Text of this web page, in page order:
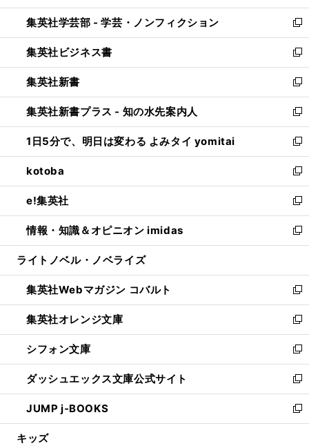
開
く
ウ
で
開
く
ン
ド
ウ
で
開
く
ウ
ィ
ン
ド
ウ
で
開
く
集英社学芸部 - 学芸・ノンフィクション
新
し
い
ウ
ィ
ン
ド
ウ
で
開
く
集英社ビジネス書
新
し
い
ウ
ィ
ン
ド
ウ
で
開
く
集英社新書
新
し
い
ウ
ィ
ン
ド
ウ
で
開
く
集英社新書プラス - 知の水先案内人
新
し
い
ウ
ィ
ン
ド
ウ
で
開
1日5分で、明日は変わる よみタイ yomitai
新
し
い
ウ
ィ
ン
ド
ウ
開
く
kotoba
新
し
い
ウ
ィ
ン
ウ
で
開
く
e!集英社
新
し
い
ウ
ン
ド
ウ
で
開
く
情報・知識＆オピニオン imidas
新
し
ウ
ィ
ン
ド
ウ
で
開
く
ライトノベル・ノベライズ
集英社Webマガジン コバルト
新
し
い
ウ
ィ
ン
ド
ウ
で
開
集英社オレンジ文庫
新
し
い
ウ
ィ
ン
ド
ウ
シフォン文庫
新
し
い
ウ
ィ
ン
ダッシュエックス文庫公式サイト
新
し
い
ウ
JUMP j-BOOKS
新
し
キッズ